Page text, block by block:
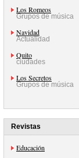
Los Romeos
Grupos de música
Navidad
Actualidad
Quito
ciudades
Los Secretos
Grupos de música
Revistas
Educación